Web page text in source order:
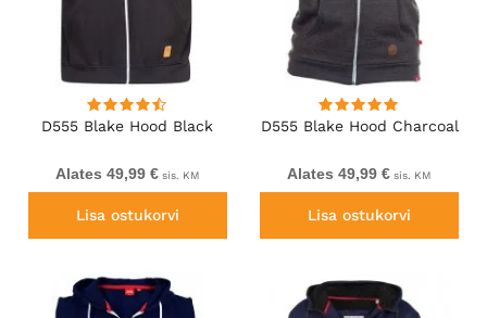
D555 Blake Hood Black
Alates 49,99 €sis. KM
Lisa ostukorvi
D555 Blake Hood Charcoal
Alates 49,99 € sis. KM
Lisa ostukorvi